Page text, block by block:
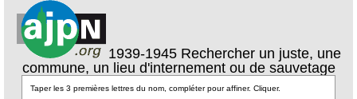
1939-1945 Rechercher un juste, une
commune, un lieu d'internement ou de sauvetage